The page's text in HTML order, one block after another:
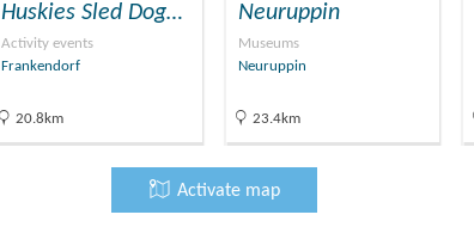
Huskies Sled Dog…
Activity events
Frankendorf
20.8km
Neuruppin
Museums
Neuruppin
23.4km
Activate map